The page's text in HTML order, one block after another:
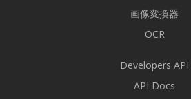
画像変換器
OCR
Developers API
API Docs